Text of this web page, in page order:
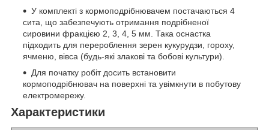
У комплекті з кормоподрібнювачем постачаються 4
сита, що забезпечують отримання подрібненої
сировини фракцією 2, 3, 4, 5 мм. Така оснастка
підходить для перероблення зерен кукурудзи, гороху,
ячменю, вівса (будь-які злакові та бобові культури).
Для початку робіт досить встановити
кормоподрібнювач на поверхні та увімкнути в побутову
електромережу.
Характеристики